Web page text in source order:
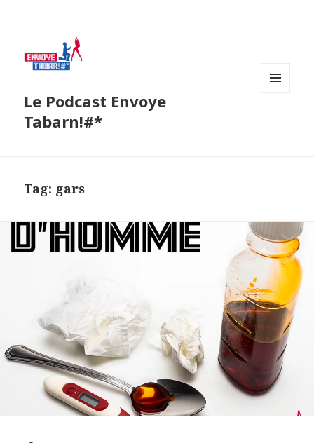
Le Podcast Envoye
Tabarn!#*
Tag: gars